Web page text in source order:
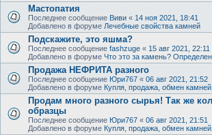
Мастопатия
Последнее сообщение Виви « 14 ноя 2021, 18:41
Добавлено в форуме Лечебные свойства камней
Подскажите, это яшма?
Последнее сообщение fashzuge « 15 авг 2021, 22:11
Добавлено в форуме Что это за камень?
Продажа НЕФРИТА разного
Последнее сообщение Юри767 « 06 авг 2021, 21:52
Добавлено в форуме Купля, продажа, обмен
Продам много разного сырья! Так же
образцы
Последнее сообщение Юри767 « 06 авг 2021, 21:51
Добавлено в форуме Купля, продажа, обмен